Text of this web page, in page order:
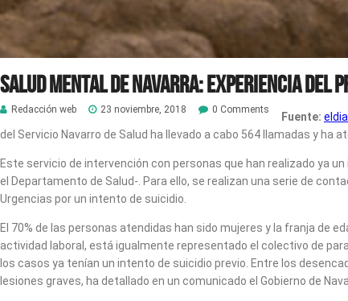
Salud Mental de Navarra: Experiencia del
Redacción web 23 noviembre, 2018 0 Comments
Fuente:
del Servicio Navarro de Salud ha llevado a cabo 564 llamadas y
Este servicio de intervención con personas que han realizado ya
el Departamento de Salud-. Para ello, se realizan una serie de
Urgencias por un intento de suicidio.
El 70% de las personas atendidas han sido mujeres y la franja de
actividad laboral, está igualmente representado el colectivo de
los casos ya tenían un intento de suicidio previo. Entre los
lesiones graves, ha detallado en un comunicado el Gobierno de